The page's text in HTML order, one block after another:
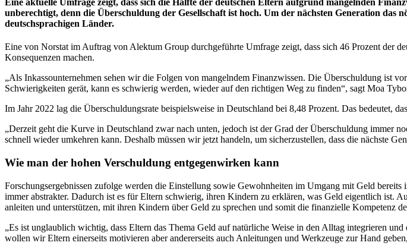
unberechtigt, denn die Überschuldung der Gesellschaft ist hoch. Um der nächsten Generation das
deutschsprachigen Länder.
Eine von Norstat im Auftrag von Alektum Group durchgeführte Umfrage zeigt, dass sich 46 Prozent der
Konsequenzen machen.
„Als Inkassounternehmen sehen wir die Folgen von mangelndem Finanzwissen. Die Überschuldung ist
Schwierigkeiten gerät, kann es schwierig werden, wieder auf den richtigen Weg zu finden“, sagt Moa
Im Jahr 2022 lag die Überschuldungsrate beispielsweise in Deutschland bei 8,48 Prozent. Das bedeutet,
„Derzeit geht die Kurve in Deutschland zwar nach unten, jedoch ist der Grad der Überschuldung immer
schnell wieder umkehren kann. Deshalb müssen wir jetzt handeln, um sicherzustellen, dass die nächste
Wie man der hohen Verschuldung entgegenwirken kann
Forschungsergebnissen zufolge werden die Einstellung sowie Gewohnheiten im Umgang mit Geld
immer abstrakter. Dadurch ist es für Eltern schwierig, ihren Kindern zu erklären, was Geld eigentlich ist.
anleiten und unterstützen, mit ihren Kindern über Geld zu sprechen und somit die finanzielle Kompetenz
„Es ist unglaublich wichtig, dass Eltern das Thema Geld auf natürliche Weise in den Alltag integrieren
wollen wir Eltern einerseits motivieren aber andererseits auch Anleitungen und Werkzeuge zur Hand